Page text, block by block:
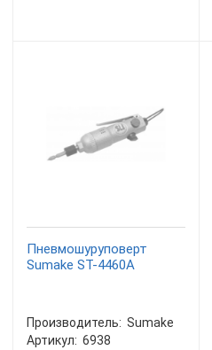
Пневмошуруповерт
Sumake ST-4460A
Производитель: Sumake
Артикул: 6938